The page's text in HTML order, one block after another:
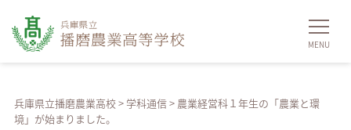
兵庫県立播磨農業高校> 学科通信> 農業経営科１年生の「農業と環
境」が始まりました。